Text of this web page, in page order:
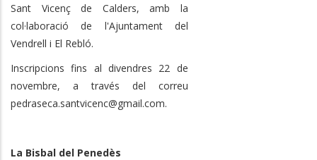
Sant Vicenç de Calders, amb la
col·laboració de l'Ajuntament del
Vendrell i El Rebló.
Inscripcions fins al divendres 22 de
novembre, a través del correu
pedraseca.santvicenc@gmail.com.
La Bisbal del Penedès